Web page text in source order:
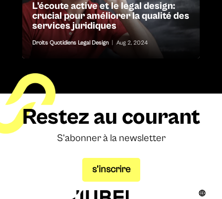
L’écoute active et le legal design:
crucial pour améliorer la qualité des
services juridiques
Droits Quotidiens Legal Design Aug 2, 2024
Restez au courant
S’abonner à la newsletter
s’inscrire